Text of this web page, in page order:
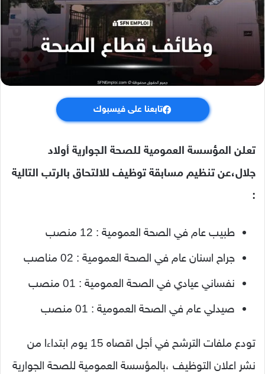
تابعنا على فيسبوك
تعلن المؤسسة العمومية للصحة الجوارية أولاد
جلال،عن تنظيم مسابقة توظيف للالتحاق بالرتب التالية
:
طبيب عام في الصحة العمومية : 12 منصب
جراح اسنان عام في الصحة العمومية : 02 مناصب
نفساني عيادي في الصحة العمومية : 01 منصب
صيدلي عام في الصحة العمومية : 01 منصب
تودع ملفات الترشح في أجل اقصاه 15 يوم ابتداءا من
نشر اعلان التوظيف ،بالمؤسسة العمومية للصحة الجوارية